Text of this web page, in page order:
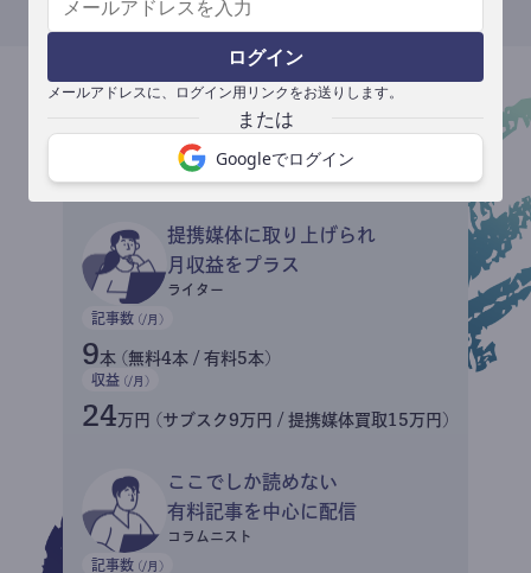
ログイン
メールアドレスに、ログイン用リンクをお送りします。
Googleでログイン
収益イメージ
提携媒体に取り上げられ
月収益をプラス
ライター
記事数 (/月)
9本 (無料4本 / 有料5本)
収益 (/月)
24万円 (サブスク9万円 / 提携媒体買取15万円)
ここでしか読めない
有料記事を中心に配信
コラムニスト
記事数 (/月)